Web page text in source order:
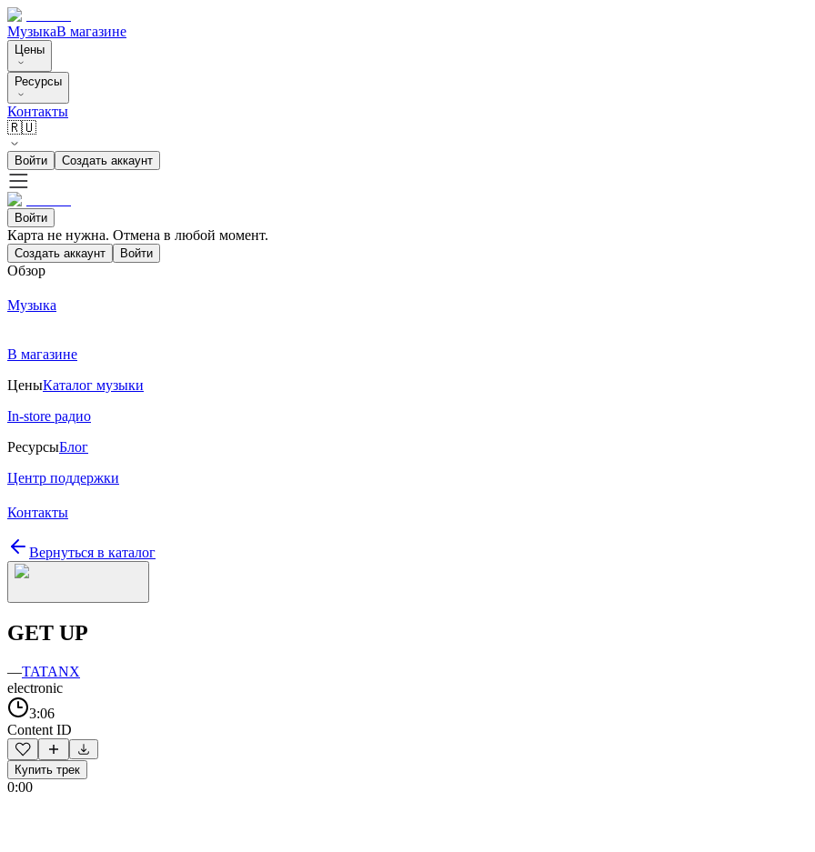
МузыкаВ магазине
Цены
Ресурсы
Контакты
🇷🇺
Войти Создать аккаунт
Войти
Карта не нужна. Отмена в любой момент.
Создать аккаунт Войти
Обзор
Музыка
В магазине
ЦеныКаталог музыки
In-store радио
РесурсыБлог
Центр поддержки
Контакты
Вернуться в каталог
GET UP
—TATANX
electronic
3:06
Content ID
Купить трек
0:00